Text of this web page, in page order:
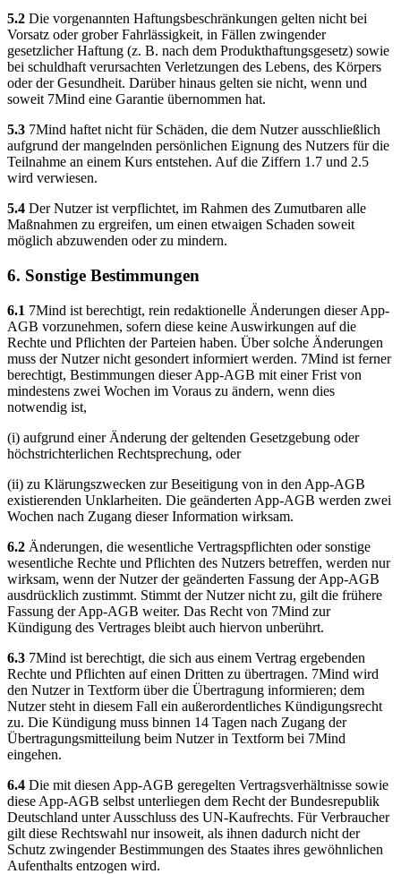
5.2 Die vorgenannten Haftungsbeschränkungen gelten nicht bei
Vorsatz oder grober Fahrlässigkeit, in Fällen zwingender
gesetzlicher Haftung (z. B. nach dem Produkthaftungsgesetz) sowie
bei schuldhaft verursachten Verletzungen des Lebens, des Körpers
oder der Gesundheit. Darüber hinaus gelten sie nicht, wenn und
soweit 7Mind eine Garantie übernommen hat.
5.3 7Mind haftet nicht für Schäden, die dem Nutzer ausschließlich
aufgrund der mangelnden persönlichen Eignung des Nutzers für die
Teilnahme an einem Kurs entstehen. Auf die Ziffern 1.7 und 2.5
wird verwiesen.
5.4 Der Nutzer ist verpflichtet, im Rahmen des Zumutbaren alle
Maßnahmen zu ergreifen, um einen etwaigen Schaden soweit
möglich abzuwenden oder zu mindern.
6. Sonstige Bestimmungen
6.1 7Mind ist berechtigt, rein redaktionelle Änderungen dieser App-
AGB vorzunehmen, sofern diese keine Auswirkungen auf die
Rechte und Pflichten der Parteien haben. Über solche Änderungen
muss der Nutzer nicht gesondert informiert werden. 7Mind ist ferner
berechtigt, Bestimmungen dieser App-AGB mit einer Frist von
mindestens zwei Wochen im Voraus zu ändern, wenn dies
notwendig ist,
(i) aufgrund einer Änderung der geltenden Gesetzgebung oder
höchstrichterlichen Rechtsprechung, oder
(ii) zu Klärungszwecken zur Beseitigung von in den App-AGB
existierenden Unklarheiten. Die geänderten App-AGB werden zwei
Wochen nach Zugang dieser Information wirksam.
6.2 Änderungen, die wesentliche Vertragspflichten oder sonstige
wesentliche Rechte und Pflichten des Nutzers betreffen, werden nur
wirksam, wenn der Nutzer der geänderten Fassung der App-AGB
ausdrücklich zustimmt. Stimmt der Nutzer nicht zu, gilt die frühere
Fassung der App-AGB weiter. Das Recht von 7Mind zur
Kündigung des Vertrages bleibt auch hiervon unberührt.
6.3 7Mind ist berechtigt, die sich aus einem Vertrag ergebenden
Rechte und Pflichten auf einen Dritten zu übertragen. 7Mind wird
den Nutzer in Textform über die Übertragung informieren; dem
Nutzer steht in diesem Fall ein außerordentliches Kündigungsrecht
zu. Die Kündigung muss binnen 14 Tagen nach Zugang der
Übertragungsmitteilung beim Nutzer in Textform bei 7Mind
eingehen.
6.4 Die mit diesen App-AGB geregelten Vertragsverhältnisse sowie
diese App-AGB selbst unterliegen dem Recht der Bundesrepublik
Deutschland unter Ausschluss des UN-Kaufrechts. Für Verbraucher
gilt diese Rechtswahl nur insoweit, als ihnen dadurch nicht der
Schutz zwingender Bestimmungen des Staates ihres gewöhnlichen
Aufenthalts entzogen wird.